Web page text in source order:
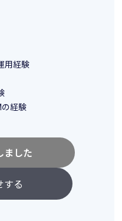
用経験
の経験
する
ました